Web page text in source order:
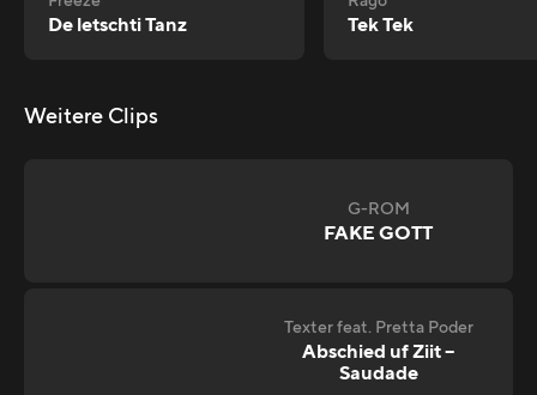
De letschti Tanz Tek Tek
Weitere Clips
G-ROM
FAKE GOTT
Texter feat. Pretta Poder
Abschied uf Ziit –
Saudade